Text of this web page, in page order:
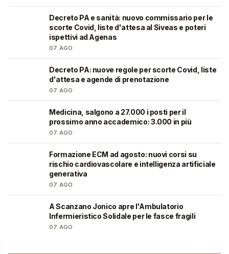
Decreto PA e sanità: nuovo commissario per le
scorte Covid, liste d'attesa al Siveas e poteri
ispettivi ad Agenas
07 AGO
Decreto PA: nuove regole per scorte Covid, liste
d'attesa e agende di prenotazione
07 AGO
Medicina, salgono a 27.000 i posti per il
prossimo anno accademico: 3.000 in più
07 AGO
Formazione ECM ad agosto: nuovi corsi su
rischio cardiovascolare e intelligenza artificiale
generativa
07 AGO
A Scanzano Jonico apre l'Ambulatorio
Infermieristico Solidale per le fasce fragili
07 AGO